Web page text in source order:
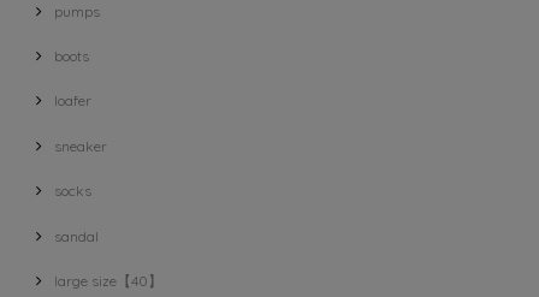
pumps
boots
loafer
sneaker
socks
sandal
large size【40】